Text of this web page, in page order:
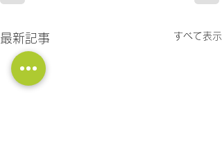
最新記事 すべて表示